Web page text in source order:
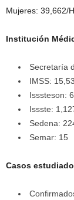
Mujeres: 39,662/
Institución
Secretaría
IMSS:
Isssteson:
Issste:
Sedena:
Semar: 15
Casos